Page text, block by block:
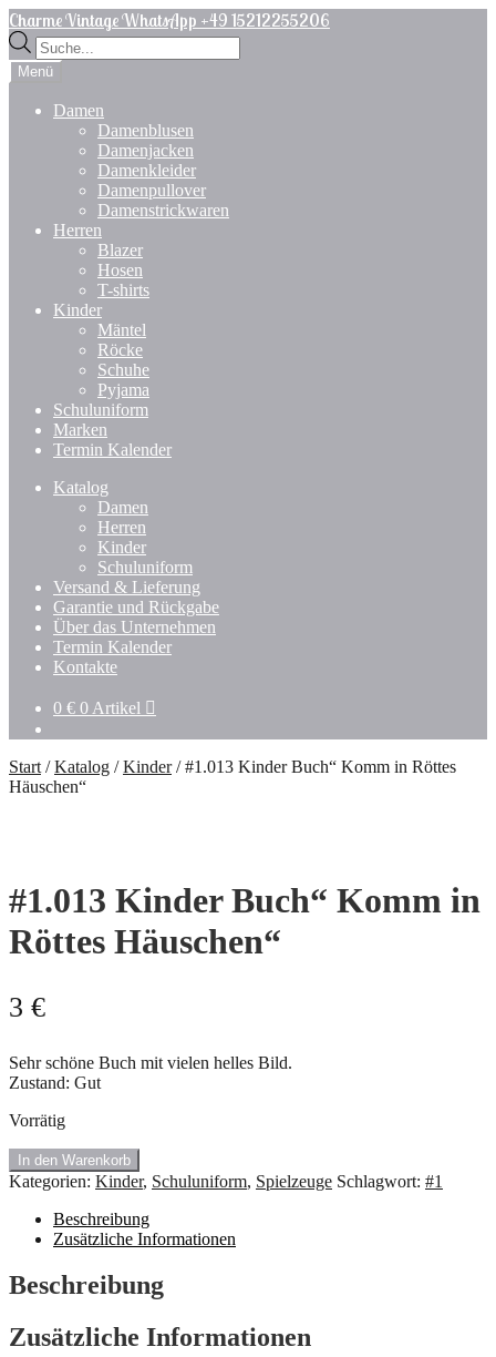
Zur
Navigation
springen
Zum
Inhalt
springen
Charme Vintage WhatsApp +49 15212255206
Products
search
Menü
Damen
Damenblusen
Damenjacken
Damenkleider
Damenpullover
Damenstrickwaren
Herren
Blazer
Hosen
T-shirts
Kinder
Mäntel
Röcke
Schuhe
Pyjama
Schuluniform
Marken
Termin Kalender
Katalog
Damen
Herren
Kinder
Schuluniform
Versand & Lieferung
Garantie und Rückgabe
Über das Unternehmen
Termin Kalender
Kontakte
0 € 0 Artikel
Start /Katalog /Kinder/#1.013 Kinder Buch“ Komm in Röttes
Häuschen“
#1.013 Kinder Buch“ Komm in
Röttes Häuschen“
3 €
Sehr schöne Buch mit vielen helles Bild.
Zustand: Gut
Vorrätig
#1.013
Kinder
Buch"
Komm
Häuschen"
Menge
In den Warenkorb
Kategorien: Kinder, Schuluniform, Spielzeuge Schlagwort: #1
Beschreibung
Zusätzliche Informationen
Beschreibung
Zusätzliche Informationen